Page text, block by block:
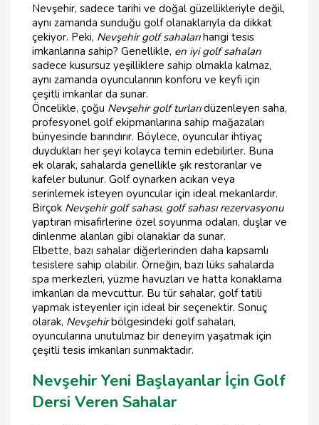
Nevşehir, sadece tarihi ve doğal güzellikleriyle değil,
aynı zamanda sunduğu golf olanaklarıyla da dikkat
çekiyor. Peki, Nevşehir golf sahalarıhangi tesis
imkanlarına sahip? Genellikle, en iyi golf sahaları
sadece kusursuz yeşilliklere sahip olmakla kalmaz,
aynı zamanda oyuncularının konforu ve keyfi için
çeşitli imkanlar da sunar.
Öncelikle, çoğu Nevşehir golf turlarıdüzenleyen saha,
profesyonel golf ekipmanlarına sahip mağazaları
bünyesinde barındırır. Böylece, oyuncular ihtiyaç
duydukları her şeyi kolayca temin edebilirler. Buna
ek olarak, sahalarda genellikle şık restoranlar ve
kafeler bulunur. Golf oynarken acıkan veya
serinlemek isteyen oyuncular için ideal mekanlardır.
Birçok Nevşehir golf sahası, golf sahası rezervasyonu
yaptıran misafirlerine özel soyunma odaları, duşlar ve
dinlenme alanları gibi olanaklar da sunar.
Elbette, bazı sahalar diğerlerinden daha kapsamlı
tesislere sahip olabilir. Örneğin, bazı lüks sahalarda
spa merkezleri, yüzme havuzları ve hatta konaklama
imkanları da mevcuttur. Bu tür sahalar, golf tatili
yapmak isteyenler için ideal bir seçenektir. Sonuç
olarak, Nevşehirbölgesindeki golf sahaları,
oyuncularına unutulmaz bir deneyim yaşatmak için
çeşitli tesis imkanları sunmaktadır.
Nevşehir Yeni Başlayanlar İçin Golf
Dersi Veren Sahalar